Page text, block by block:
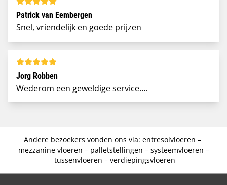
Patrick van Eembergen
Snel, vriendelijk en goede prijzen
Jorg Robben
Wederom een geweldige service….
Andere bezoekers vonden ons via: entresolvloeren –
mezzanine vloeren – palletstellingen – systeemvloeren –
tussenvloeren – verdiepingsvloeren